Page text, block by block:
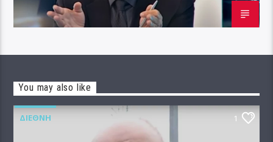
You may also like
ΔΙΕΘΝΉ 1